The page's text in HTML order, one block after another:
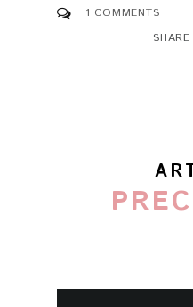
1 COMMENTS
SHARE